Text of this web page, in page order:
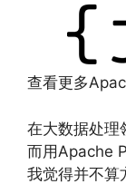
查看更多
在大数据处理
而用Apache
我觉得并不算